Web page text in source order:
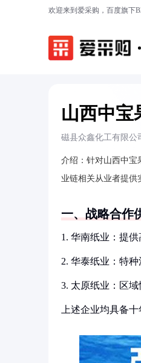
欢迎来到爱采购，百度旗下
山西中宝
磁县众鑫化工有限公
介绍： 针对山西中宝
业链相关从业者提供
一、战略合作
1. 华南纸业：提
2. 华泰纸业：特
3. 太原纸业：区
上述企业均具备